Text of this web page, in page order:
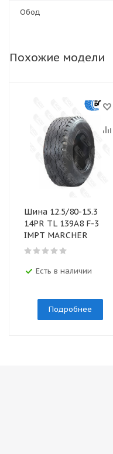
Обод
Похожие модели
Шина 12.5/80-15.3
14PR TL 139А8 F-3
IMPT MARCHER
Есть в наличии
Подробнее